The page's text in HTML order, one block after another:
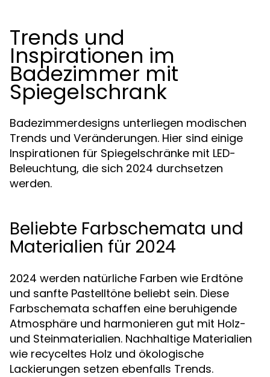
Trends und
Inspirationen im
Badezimmer mit
Spiegelschrank
Badezimmerdesigns unterliegen modischen
Trends und Veränderungen. Hier sind einige
Inspirationen für Spiegelschränke mit LED-
Beleuchtung, die sich 2024 durchsetzen
werden.
Beliebte Farbschemata und
Materialien für 2024
2024 werden natürliche Farben wie Erdtöne
und sanfte Pastelltöne beliebt sein. Diese
Farbschemata schaffen eine beruhigende
Atmosphäre und harmonieren gut mit Holz-
und Steinmaterialien. Nachhaltige Materialien
wie recyceltes Holz und ökologische
Lackierungen setzen ebenfalls Trends.